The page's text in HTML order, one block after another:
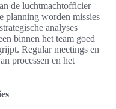
de luchtmachtofficier
planning worden missies
analyses
binnen het team goed
Regular meetings en
processen en het